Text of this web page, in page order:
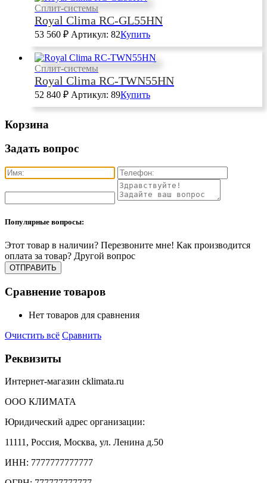
Сплит-системы
Royal Clima RC-GL55HN
53 560 ₽ Артикул: 82Купить
Сплит-системы
Royal Clima RC-TWN55HN
52 840 ₽ Артикул: 89Купить
Корзина
Задать вопрос
Популярные вопросы:
Этот товар в наличии? Перезвоните мне! Как производится
оплата за товар? Другой вопрос
Сравнение товаров
Нет товаров для сравнения
Очистить всё Сравнить
Реквизиты
Интернет-магазин cklimata.ru
ООО КЛИМАТА
Юридический адрес организации:
11111, Россия, Москва, ул. Ленина д.50
ИНН: 7777777777777